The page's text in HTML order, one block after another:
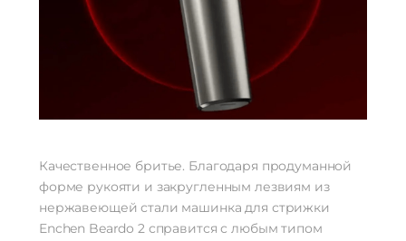
Качественное бритье. Благодаря продуманной
форме рукояти и закругленным лезвиям из
нержавеющей стали машинка для стрижки
Enchen Beardo 2 справится с любым типом